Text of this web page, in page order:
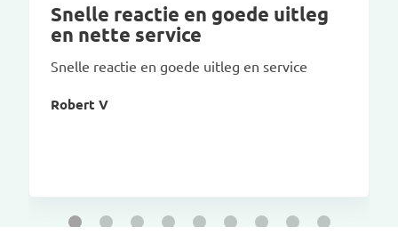
Snelle reactie en goede uitleg
en nette service
Snelle reactie en goede uitleg en service
Robert V